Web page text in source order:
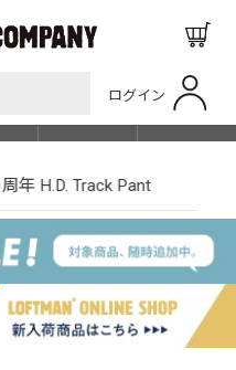
ログイン
SHOP LIST
年 H.D. Track Pant